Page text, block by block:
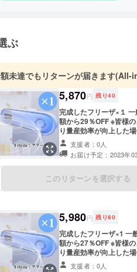
行っております。
ぶ
未達でもリターンが届きます(All-
5,870円 残り40
完成したフリーザ×１
額から29％OFF ※皆様
り量産効率が向上した
売価格が販売予定価格よ
能性もございます。 ※デ
様は変更になる可能性も
す。ご了承ください。
況、使用部材の供給状況
支援者：0人
お届け予定：2023年
このリターンを選択する
5,980円 残り80
完成したフリーザ×1 一
額から27％OFF ※皆様
り量産効率が向上した
売価格が販売予定価格よ
支援者：0人